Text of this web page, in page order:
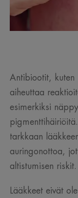
Antibiootit, kuten
aiheuttaa
esimerkiksi
tarkkaan
auringonottoa,
altistumisen riskit.
Lääkkeet eivät